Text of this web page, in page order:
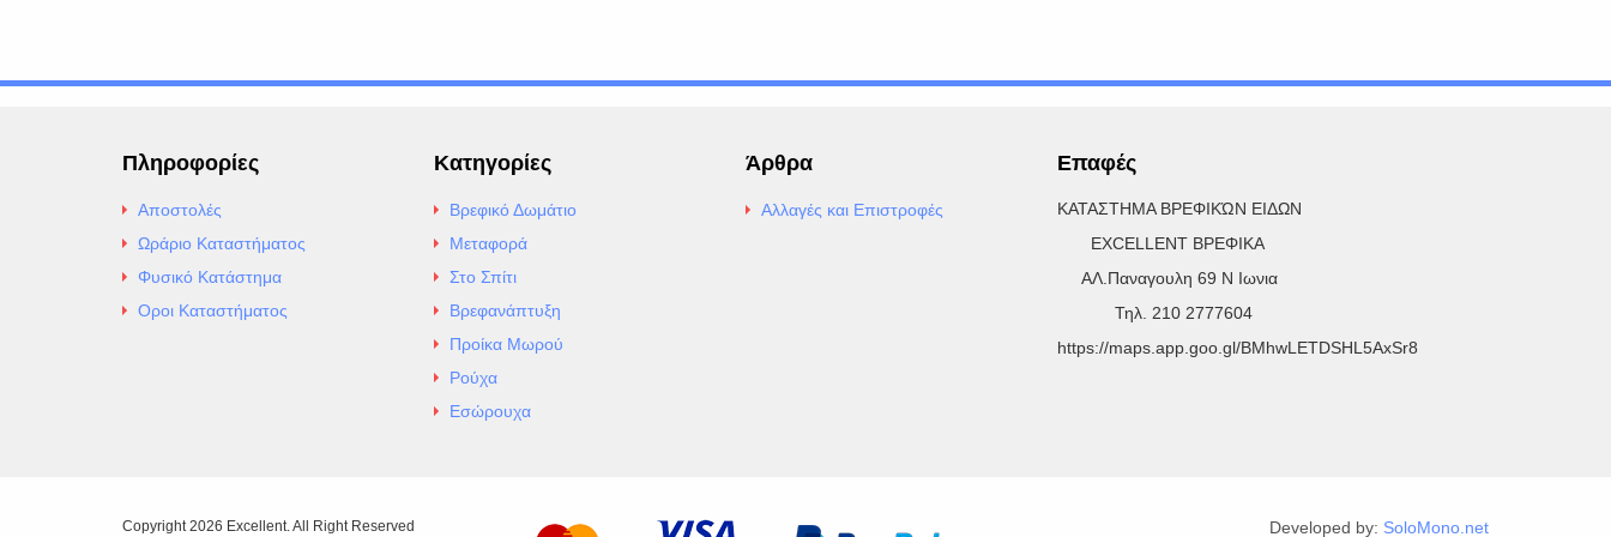
Πληροφορίες
Αποστολές
Ωράριο Καταστήματος
Φυσικό Κατάστημα
Οροι Καταστήματος
Κατηγορίες
Βρεφικό Δωμάτιο
Μεταφορά
Στο Σπίτι
Βρεφανάπτυξη
Προίκα Μωρού
Ρούχα
Εσώρουχα
Άρθρα
Αλλαγές και Επιστροφές
Επαφές
ΚΑΤΑΣΤΗΜΑ ΒΡΕΦΙΚΏΝ ΕΙΔΩΝ
EXCELLENT ΒΡΕΦΙΚΑ
ΑΛ.Παναγουλη 69 Ν Ιωνια
Τηλ. 210 2777604
https://maps.app.goo.gl/BMhwLETDSHL5AxSr8
Copyright 2026 Excellent. All Right Reserved
Developed by: SoloMono.net